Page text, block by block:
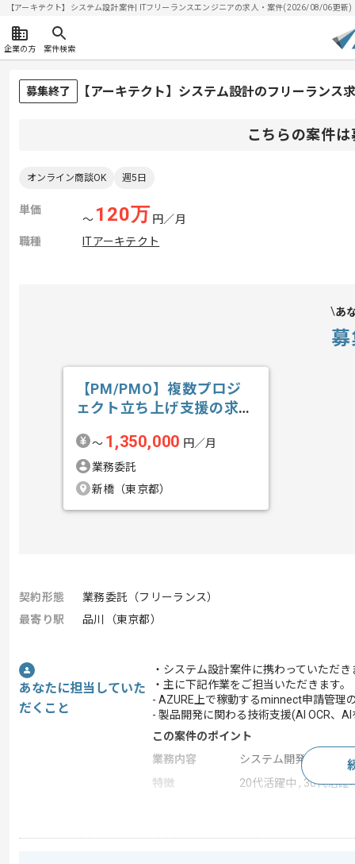
【アーキテクト】システム設計案件| ITフリーランスエンジニアの求人・案件(2026/08/06更新)
企業の方 案件検索
募集終了 【アーキテクト】システム設計のフリーランス
こちらの案件
オンライン商談OK 週5日
単価
〜 120万 円／月
職種
ITアーキテクト
あ
【PM/PMO】複数プロジ
ェクト立ち上げ支援の求
〜 1,350,000 円／月
業務委託
新橋（東京都）
契約形態
業務委託（フリーランス）
最寄り駅
品川（東京都）
あなたに担当していた
だくこと
・システム設計案件に携わっていただき
・主に下記作業をご担当いただきます。
- AZURE上で稼動するminnect申請管理
- 製品開発に関わる技術支援(AI OCR、
この案件のポイント
業務内容
システム開発
特徴
20代活躍中 , 30代活躍